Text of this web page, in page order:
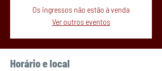
Os ingressos não estão à venda
Ver outros eventos
Horário e local